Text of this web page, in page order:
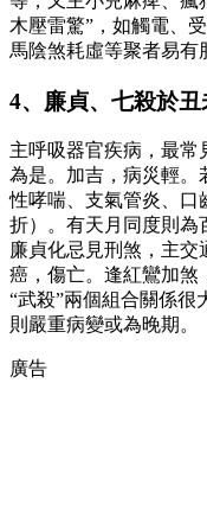
木壓雷驚”，如觸電、
馬陰煞耗虛等聚者易有
4、廉貞、七殺於
主呼吸器官疾病，最
為是。加吉，病災輕。
性哮喘、支氣管炎、口
折）。有天月同度則為
廉貞化忌見刑煞，主
癌，傷亡。逢紅鸞加煞
“武殺”兩個組合關係很
則嚴重病變或為晚期。
廣告